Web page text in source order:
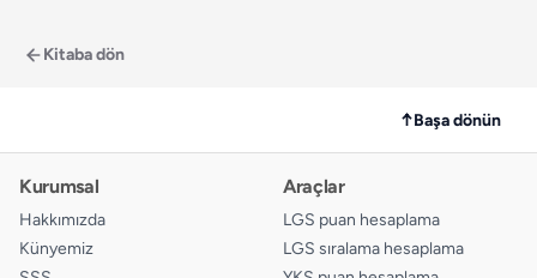
Kitaba dön
↑Başa dönün
Kurumsal
Hakkımızda
Künyemiz
Araçlar
LGS puan hesaplama
LGS sıralama hesaplama